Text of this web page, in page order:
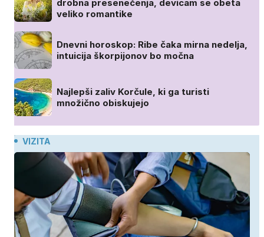
drobna presenečenja, devicam se obeta
veliko romantike
Dnevni horoskop: Ribe čaka mirna nedelja,
intuicija škorpijonov bo močna
Najlepši zaliv Korčule, ki ga turisti
množično obiskujejo
VIZITA